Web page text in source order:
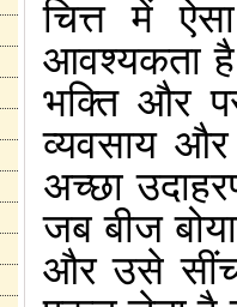
चित्त में
आवश्यकता
भक्ति और
व्यवसाय और
अच्छा
जब बीज
और उसे